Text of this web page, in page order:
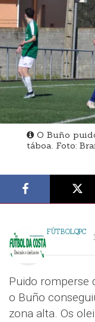
O Buño
táboa. Foto:
FÚTBOLQPC
Puido romperse
o Buño
zona alta. Os